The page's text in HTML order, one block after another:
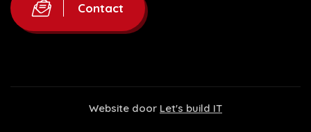
Contact
Website door Let's build IT